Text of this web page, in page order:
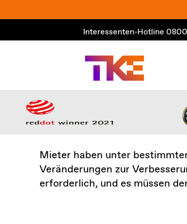
Inhalt
Interessenten-Hotline
Mieter haben unter
Veränderungen zur
erforderlich, und es müssen